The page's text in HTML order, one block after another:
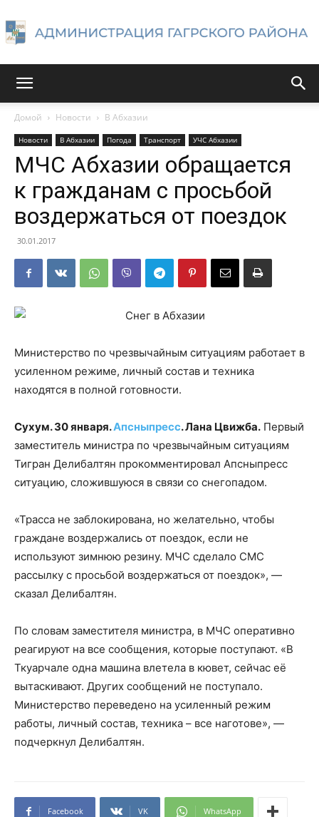
Гагрского
района
Домой Новости В Абхазии
Новости В Абхазии Погода Транспорт УЧС Абхазии
МЧС Абхазии обращается
к гражданам с просьбой
воздержаться от поездок
30.01.2017
Министерство по чрезвычайным ситуациям работает в
усиленном режиме, личный состав и техника
находятся в полной готовности.
Сухум. 30 января.Апсныпресс. Лана Цвижба. Первый
заместитель министра по чрезвычайным ситуациям
Тигран Делибалтян прокомментировал Апсныпресс
ситуацию, сложившуюся в связи со снегопадом.
«Трасса не заблокирована, но желательно, чтобы
граждане воздержались от поездок, если не
используют зимнюю резину. МЧС сделало СМС
рассылку с просьбой воздержаться от поездок», —
сказал Делибалтян.
По словам заместителя министра, в МЧС оперативно
реагируют на все сообщения, которые поступают. «В
Ткуарчале одна машина влетела в кювет, сейчас её
вытаскивают. Других сообщений не поступало.
Министерство переведено на усиленный режим
работы, личный состав, техника – все наготове», —
подчеркнул Делибалтян.
Facebook VK WhatsApp